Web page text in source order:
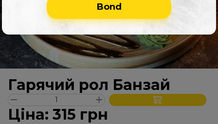
Bond
Гарячий рол Банзай
Ціна: 315 грн